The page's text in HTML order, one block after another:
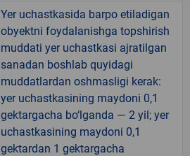
Yer uchastkasida barpo etiladigan
obyektni foydalanishga topshirish
muddati yer uchastkasi ajratilgan
sanadan boshlab quyidagi
muddatlardan oshmasligi kerak:
yer uchastkasining maydoni 0,1
gektargacha bo‘lganda — 2 yil; yer
uchastkasining maydoni 0,1
gektardan 1 gektargacha